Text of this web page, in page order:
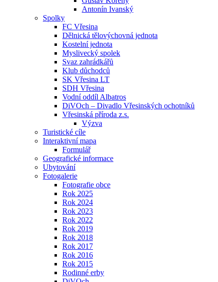
Antonín Ivanský
Spolky
FC Vřesina
Dělnická tělovýchovná jednota
Kostelní jednota
Myslivecký spolek
Svaz zahrádkářů
Klub důchodců
SK Vřesina LT
SDH Vřesina
Vodní oddíl Albatros
DiVOch – Divadlo Vřesinských ochotníků
Vřesinská příroda z.s.
Výzva
Turistické cíle
Interaktivní mapa
Formulář
Geografické informace
Ubytování
Fotogalerie
Fotografie obce
Rok 2025
Rok 2024
Rok 2023
Rok 2022
Rok 2019
Rok 2018
Rok 2017
Rok 2016
Rok 2015
Rodinné erby